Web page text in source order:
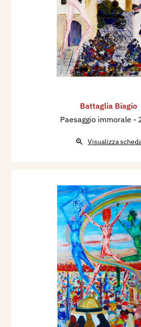
Battaglia Biagio
Paesaggio immorale -
Visualizza